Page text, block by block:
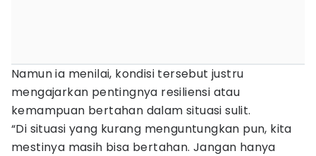
Namun ia menilai, kondisi tersebut justru
mengajarkan pentingnya resiliensi atau
kemampuan bertahan dalam situasi sulit.
“Di situasi yang kurang menguntungkan pun, kita
mestinya masih bisa bertahan. Jangan hanya